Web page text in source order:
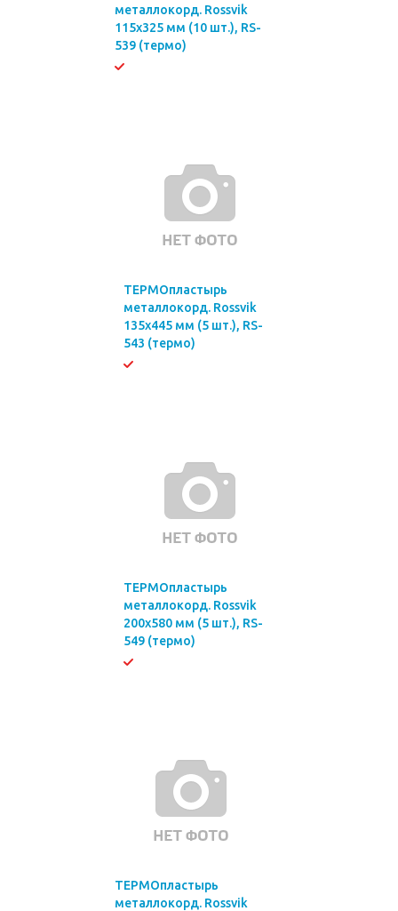
металлокорд. Rossvik
115х325 мм (10 шт.), RS-
539 (термо)
ТЕРМОпластырь
металлокорд. Rossvik
135х445 мм (5 шт.), RS-
543 (термо)
ТЕРМОпластырь
металлокорд. Rossvik
200х580 мм (5 шт.), RS-
549 (термо)
ТЕРМОпластырь
металлокорд. Rossvik